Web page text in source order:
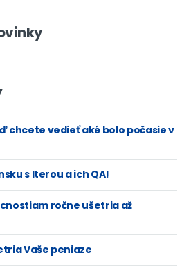
chcete vedieť aké bolo počasie v
s Iterou a ich QA!
ročne ušetria až
Vaše peniaze